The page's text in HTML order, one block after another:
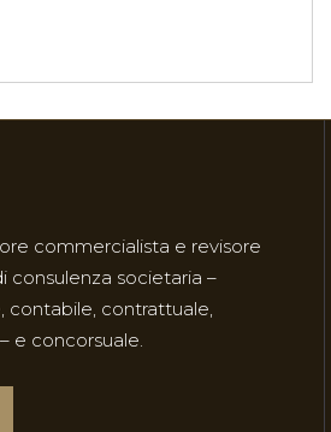
commercialista e revisore
consulenza societaria –
contabile, contrattuale,
e concorsuale.